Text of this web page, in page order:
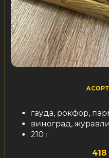
гауда, рокфор,
виноград,
210 г
418